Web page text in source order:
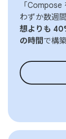
「
わずか数週
想よりも
の時間で構